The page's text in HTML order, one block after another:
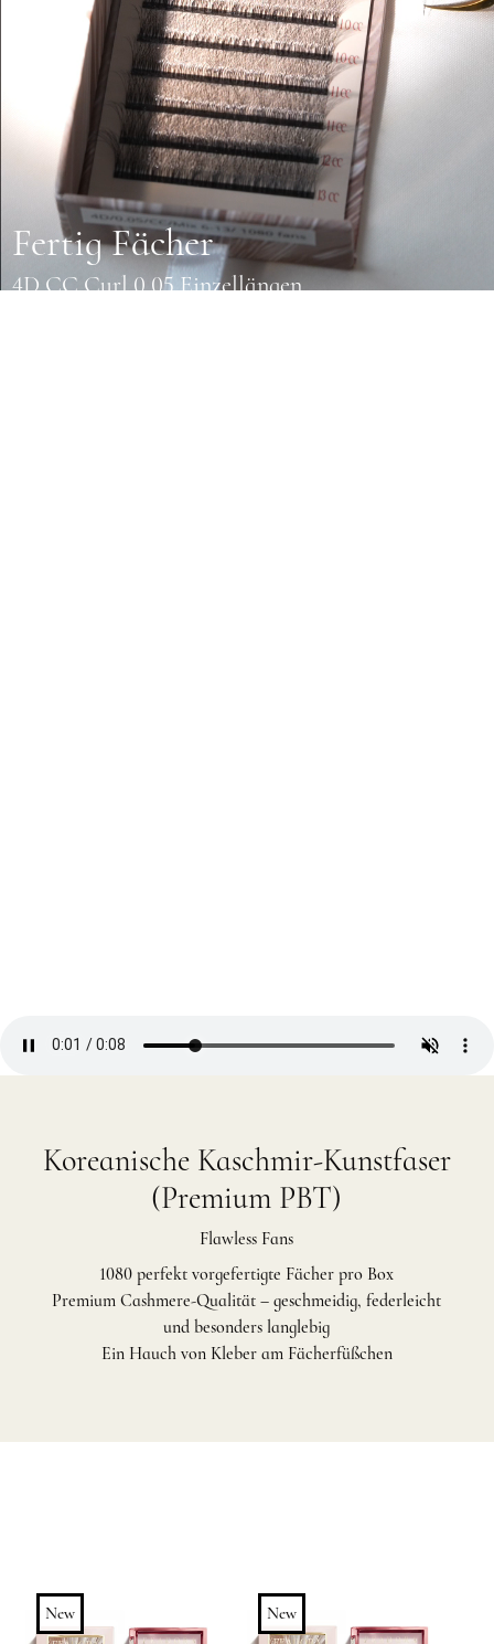
Fertig Fächer
4D CC Curl 0,05 Einzellängen
Koreanische Kaschmir-Kunstfaser
(Premium PBT)
Flawless Fans
1080 perfekt vorgefertigte Fächer pro Box
Premium Cashmere-Qualität – geschmeidig, federleicht
und besonders langlebig
Ein Hauch von Kleber am Fächerfüßchen
New New